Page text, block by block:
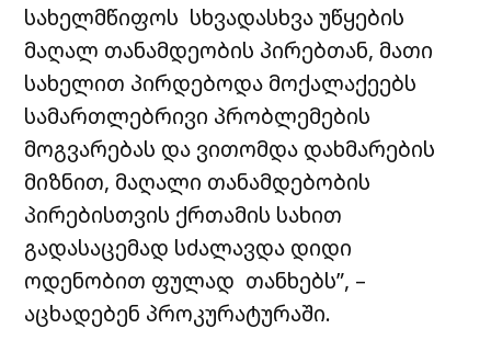
სახელმწიფოს სხვადასხვა უწყების
მაღალ თანამდეობის პირებთან, მათი
სახელით პირდებოდა მოქალაქეებს
სამართლებრივი პრობლემების
მოგვარებას და ვითომდა დახმარების
მიზნით, მაღალი თანამდებობის
პირებისთვის ქრთამის სახით
გადასაცემად სძალავდა დიდი
ოდენობით ფულად თანხებს”, –
აცხადებენ პროკურატურაში.